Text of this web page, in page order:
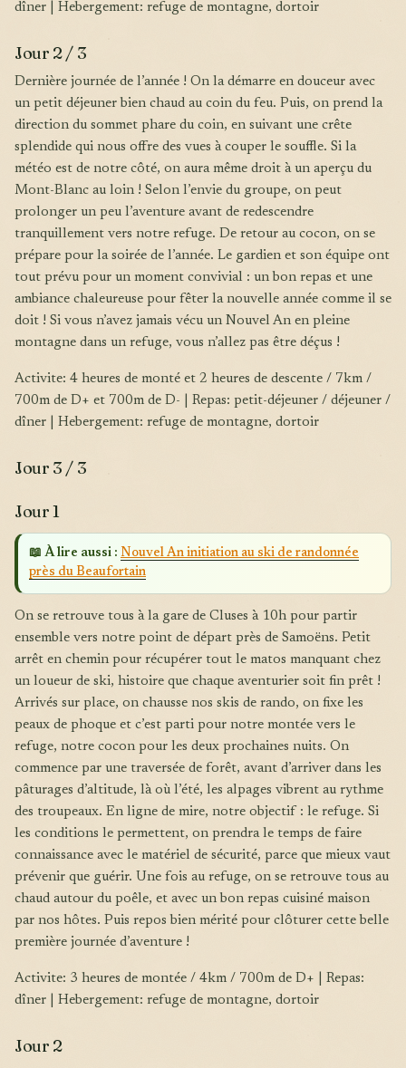
dîner | Hebergement: refuge de montagne, dortoir
Jour 2 / 3
Dernière journée de l’année ! On la démarre en douceur avec
un petit déjeuner bien chaud au coin du feu. Puis, on prend la
direction du sommet phare du coin, en suivant une crête
splendide qui nous offre des vues à couper le souffle. Si la
météo est de notre côté, on aura même droit à un aperçu du
Mont-Blanc au loin ! Selon l’envie du groupe, on peut
prolonger un peu l’aventure avant de redescendre
tranquillement vers notre refuge. De retour au cocon, on se
prépare pour la soirée de l’année. Le gardien et son équipe ont
tout prévu pour un moment convivial : un bon repas et une
ambiance chaleureuse pour fêter la nouvelle année comme il se
doit ! Si vous n’avez jamais vécu un Nouvel An en pleine
montagne dans un refuge, vous n’allez pas être déçus !
Activite: 4 heures de monté et 2 heures de descente / 7km /
700m de D+ et 700m de D- | Repas: petit-déjeuner / déjeuner /
dîner | Hebergement: refuge de montagne, dortoir
Jour 3 / 3
Jour 1
📖 À lire aussi : Nouvel An initiation au ski de randonnée
près du Beaufortain
On se retrouve tous à la gare de Cluses à 10h pour partir
ensemble vers notre point de départ près de Samoëns. Petit
arrêt en chemin pour récupérer tout le matos manquant chez
un loueur de ski, histoire que chaque aventurier soit fin prêt !
Arrivés sur place, on chausse nos skis de rando, on fixe les
peaux de phoque et c’est parti pour notre montée vers le
refuge, notre cocon pour les deux prochaines nuits. On
commence par une traversée de forêt, avant d’arriver dans les
pâturages d’altitude, là où l’été, les alpages vibrent au rythme
des troupeaux. En ligne de mire, notre objectif : le refuge. Si
les conditions le permettent, on prendra le temps de faire
connaissance avec le matériel de sécurité, parce que mieux vaut
prévenir que guérir. Une fois au refuge, on se retrouve tous au
chaud autour du poêle, et avec un bon repas cuisiné maison
par nos hôtes. Puis repos bien mérité pour clôturer cette belle
première journée d’aventure !
Activite: 3 heures de montée / 4km / 700m de D+ | Repas:
dîner | Hebergement: refuge de montagne, dortoir
Jour 2